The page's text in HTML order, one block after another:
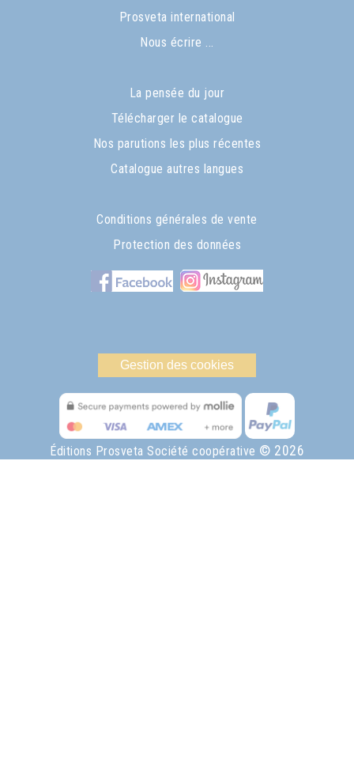
Prosveta international
Nous écrire ...
La pensée du jour
Télécharger le catalogue
Nos parutions les plus récentes
Catalogue autres langues
Conditions générales de vente
Protection des données
Gestion des cookies
Éditions Prosveta Société coopérative © 2026